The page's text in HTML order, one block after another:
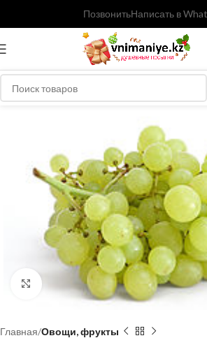
ПозвонитьНаписать в
Нажмите, чтобы увеличить
Главная Овощи, фрукты